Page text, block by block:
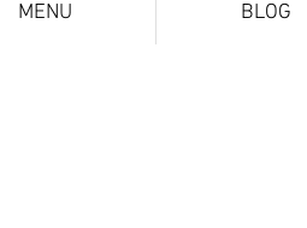
MENU BLOG